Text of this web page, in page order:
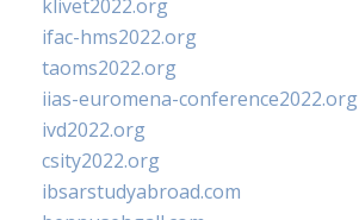
klivet2022.org
ifac-hms2022.org
taoms2022.org
iias-euromena-conference2022.org
ivd2022.org
csity2022.org
ibsarstudyabroad.com